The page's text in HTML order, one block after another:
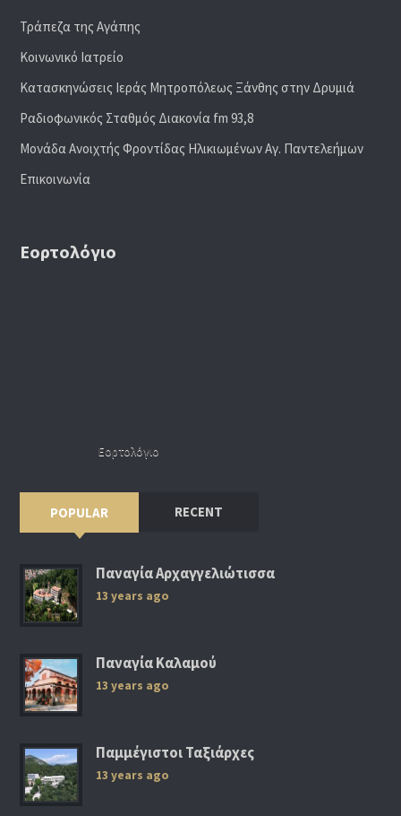
Τράπεζα της Αγάπης
Κοινωνικό Ιατρείο
Κατασκηνώσεις Ιεράς Μητροπόλεως Ξάνθης στην Δρυμιά
Ραδιoφωνικός Σταθμός Διακονία fm 93,8
Μονάδα Ανοιχτής Φροντίδας Ηλικιωμένων Αγ. Παντελεήμων
Επικοινωνία
Εορτολόγιο
Εορτολόγιο
POPULAR RECENT
Παναγία Αρχαγγελιώτισσα
13 years ago
Παναγία Καλαμού
13 years ago
Παμμέγιστοι Ταξιάρχες
13 years ago